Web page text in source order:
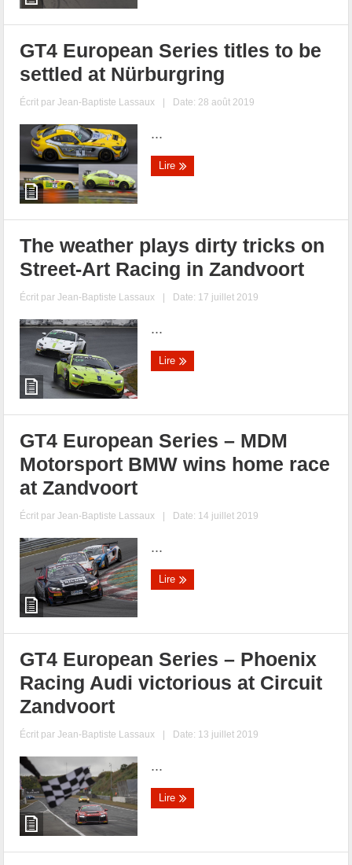
GT4 European Series titles to be
settled at Nürburgring
Écrit parJean-Baptiste Lassaux | Date: 28 août 2019
...
Lire
The weather plays dirty tricks on
Street-Art Racing in Zandvoort
Écrit parJean-Baptiste Lassaux | Date: 17 juillet 2019
...
Lire
GT4 European Series – MDM
Motorsport BMW wins home race
at Zandvoort
Écrit parJean-Baptiste Lassaux | Date: 14 juillet 2019
...
Lire
GT4 European Series – Phoenix
Racing Audi victorious at Circuit
Zandvoort
Écrit parJean-Baptiste Lassaux | Date: 13 juillet 2019
...
Lire